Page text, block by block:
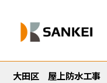
大田区 屋上防水工事